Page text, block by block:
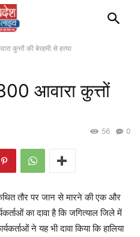
कुत्तों की बेरहमी से हत्या
आवारा कुत्तों
0
56
तौर पर जान से मारने की एक और
का दावा है कि जगित्याल जिले में
ने यह भी दावा किया कि हालिया